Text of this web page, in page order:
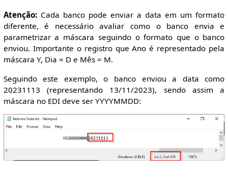
Atenção:Cada banco pode enviar a data em um formato
diferente, é necessário avaliar como o banco envia e
parametrizar a máscara seguindo o formato que o banco
enviou. Importante o registro que Ano é representado pela
máscara Y, Dia = D e Mês = M.
Seguindo este exemplo, o banco enviou a data como
20231113 (representando 13/11/2023), sendo assim a
máscara no EDI deve ser YYYYMMDD: